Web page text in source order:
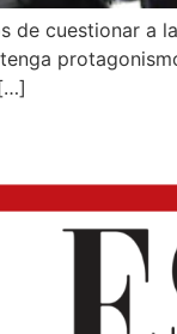
de cuestionar a